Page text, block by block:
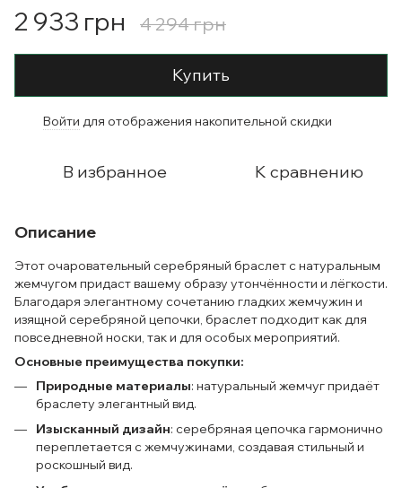
2 933 грн 4 294 грн
Купить
Войти для отображения накопительной скидки
В избранное К сравнению
Описание
Этот очаровательный серебряный браслет с натуральным
жемчугом придаст вашему образу утончённости и лёгкости.
Благодаря элегантному сочетанию гладких жемчужин и
изящной серебряной цепочки, браслет подходит как для
повседневной носки, так и для особых мероприятий.
Основные преимущества покупки:
Природные материалы: натуральный жемчуг придаёт
браслету элегантный вид.
Изысканный дизайн: серебряная цепочка гармонично
переплетается с жемчужинами, создавая стильный и
роскошный вид.